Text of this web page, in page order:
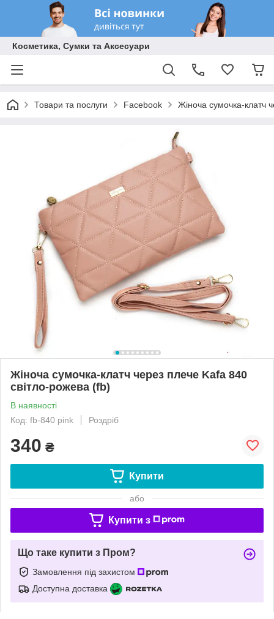
Косметика, Сумки та Аксесуари
Товари та послуги Facebook Жіноча сумочка-клатч
Жіноча сумочка-клатч через плече Kafa 840
світло-рожева (fb)
В наявності
Код: fb-840 pink
Роздріб
340 ₴
Купити
або
Купити з
Що таке купити з Пром?
Замовлення під захистом
Доступна доставка